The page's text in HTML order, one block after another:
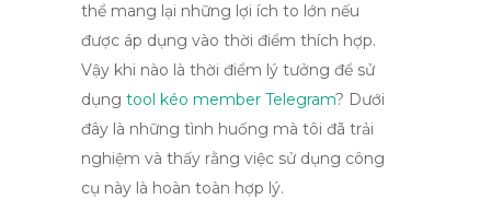
thể mang lại những lợi ích to lớn nếu
được áp dụng vào thời điểm thích hợp.
Vậy khi nào là thời điểm lý tưởng để sử
dụng tool kéo member Telegram? Dưới
đây là những tình huống mà tôi đã trải
nghiệm và thấy rằng việc sử dụng công
cụ này là hoàn toàn hợp lý.